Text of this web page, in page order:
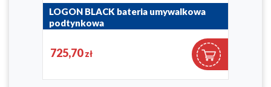
LOGON BLACK bateria umywalkowa
podtynkowa
725,70zł